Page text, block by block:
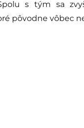
s tým sa
pôvodne vôbec